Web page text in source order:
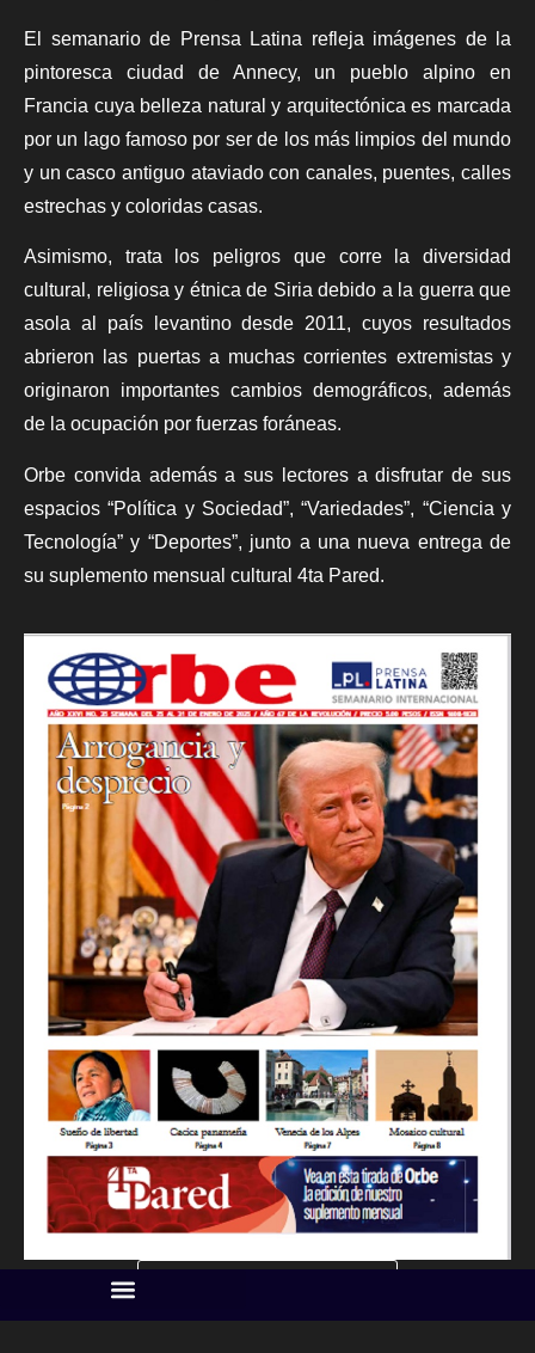
El semanario de Prensa Latina refleja imágenes de la
pintoresca ciudad de Annecy, un pueblo alpino en
Francia cuya belleza natural y arquitectónica es marcada
por un lago famoso por ser de los más limpios del mundo
y un casco antiguo ataviado con canales, puentes, calles
estrechas y coloridas casas.
Asimismo, trata los peligros que corre la diversidad
cultural, religiosa y étnica de Siria debido a la guerra que
asola al país levantino desde 2011, cuyos resultados
abrieron las puertas a muchas corrientes extremistas y
originaron importantes cambios demográficos, además
de la ocupación por fuerzas foráneas.
Orbe convida además a sus lectores a disfrutar de sus
espacios “Política y Sociedad”, “Variedades”, “Ciencia y
Tecnología” y “Deportes”, junto a una nueva entrega de
su suplemento mensual cultural 4ta Pared.